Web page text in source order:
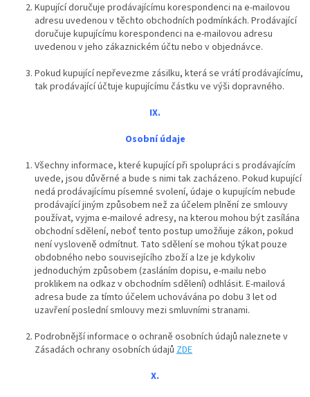
Kupující doručuje prodávajícímu korespondenci na e-mailovou
adresu uvedenou v těchto obchodních podmínkách. Prodávající
doručuje kupujícímu korespondenci na e-mailovou adresu
uvedenou v jeho zákaznickém účtu nebo v objednávce.
Pokud kupující nepřevezme zásilku, která se vrátí prodávajícímu,
tak prodávající účtuje kupujícímu částku ve výši dopravného.
IX.
Osobní údaje
Všechny informace, které kupující při spolupráci s prodávajícím
uvede, jsou důvěrné a bude s nimi tak zacházeno. Pokud kupující
nedá prodávajícímu písemné svolení, údaje o kupujícím nebude
prodávající jiným způsobem než za účelem plnění ze smlouvy
používat, vyjma e-mailové adresy, na kterou mohou být zasílána
obchodní sdělení, neboť tento postup umožňuje zákon, pokud
není vysloveně odmítnut. Tato sdělení se mohou týkat pouze
obdobného nebo souvisejícího zboží a lze je kdykoliv
jednoduchým způsobem (zasláním dopisu, e-mailu nebo
proklikem na odkaz v obchodním sdělení) odhlásit. E-mailová
adresa bude za tímto účelem uchovávána po dobu 3 let od
uzavření poslední smlouvy mezi smluvními stranami.
Podrobnější informace o ochraně osobních údajů naleznete v
Zásadách ochrany osobních údajů ZDE
X.